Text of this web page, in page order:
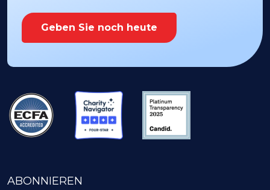
Geben Sie noch heute
ABONNIEREN